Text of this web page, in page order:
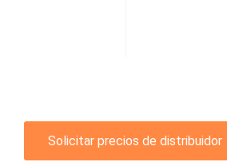
Solicitar precios de distribuidor